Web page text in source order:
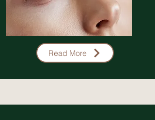
Lashes
Read More